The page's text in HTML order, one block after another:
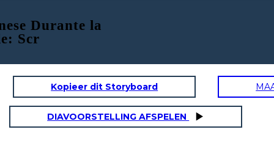
Durante la
Scr
Kopieer dit Storyboard
DIAVOORSTELLING AFSPELEN